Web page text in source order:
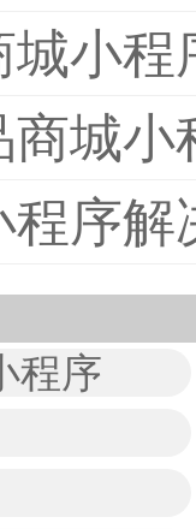
小程
城
程序
程序